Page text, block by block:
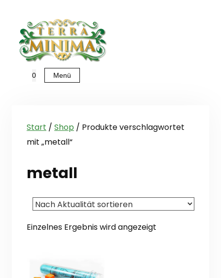
springen
0 Menü
Start / Shop / Produkte verschlagwortet
mit „metall“
metall
Einzelnes Ergebnis wird angezeigt